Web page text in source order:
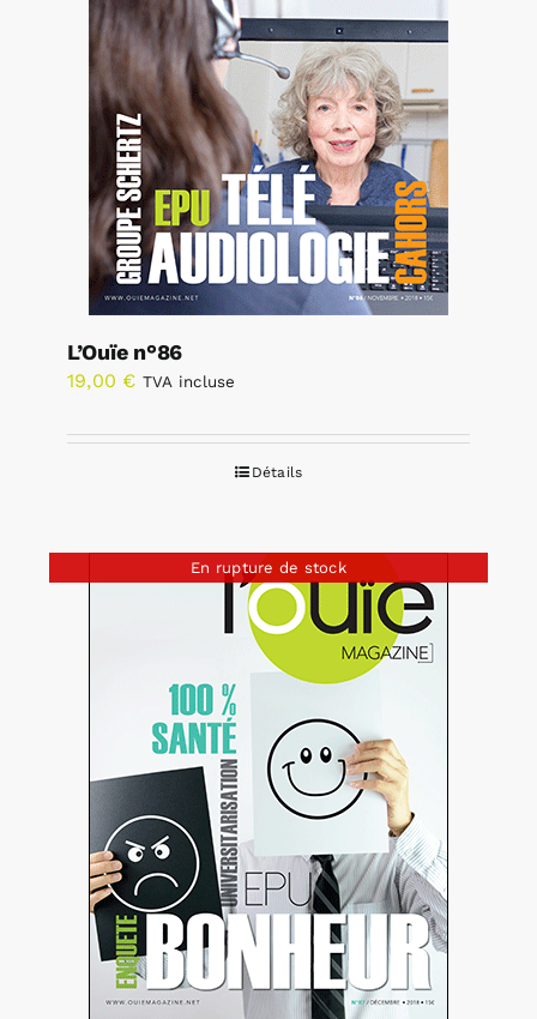
L’Ouïe n°86
19,00 € TVA incluse
Détails
En rupture de stock